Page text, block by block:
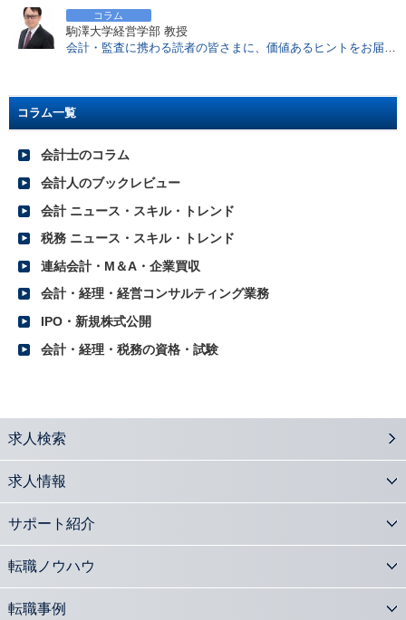
2016.12.26
「会計基準の選択に関する基本的な考え方」にみるIFRS適用状況
2016.11.28
2016.11.21
バリュエーションのアプローチと会計士への高い期待
会計士の税理士資格付与要件の厳格化を前向きにとらえる
2016.10.31
2016.10.31
2016年上半期レポート（関西）
2016.10.31
2016.10.24
グループ企業の責任の在り方が変わる 多重代表訴訟制度の意義とは？
2016.10.17
2016.09.13
事業再生手法としての100%減資の意義と実務内容
会計士が注目 新株予約権の活用法と実務
会計士の活躍の場「会計監査人設置会社」の基礎知識
平成27年度公認会計士修了考査 合格者の状況と影響は？
会計士も活躍 株式交換・株式移転についての基礎知識
コラム
駒澤大学経営学部 教授
会計・監査に携わる読者の皆さまに、価値あるヒントをお届けしていきたい
コラム一覧
会計士のコラム
会計人のブックレビュー
会計 ニュース・スキル・トレンド
税務 ニュース・スキル・トレンド
連結会計・M＆A・企業買収
会計・経理・経営コンサルティング業務
IPO・新規株式公開
会計・経理・税務の資格・試験
求人検索
求人情報
サポート紹介
転職ノウハウ
転職事例